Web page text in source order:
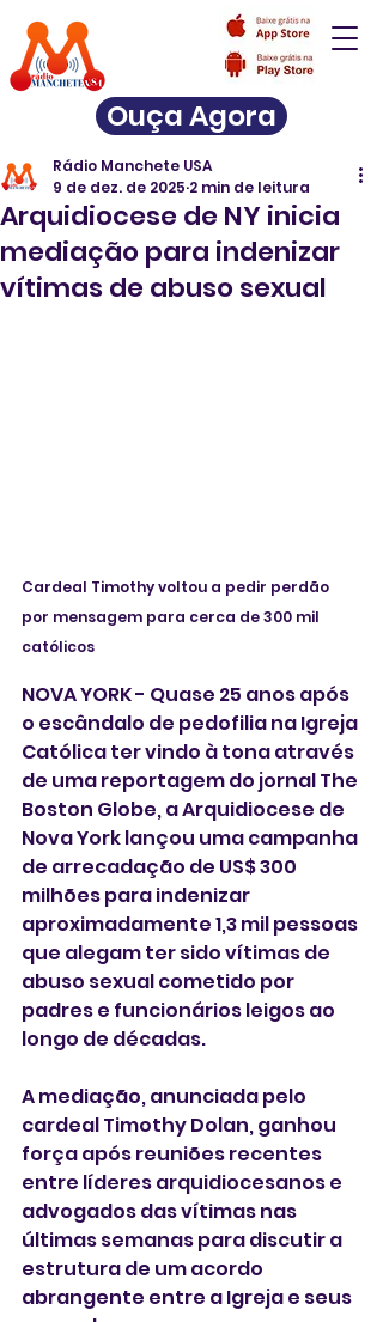
Ouça Agora
Arquidiocese de NY inicia
mediação para indenizar
vítimas de abuso sexual
Rádio Manchete USA
9 de dez. de 2025 2 min de leitura
Cardeal Timothy voltou a pedir perdão
por mensagem para cerca de 300 mil
católicos
NOVA YORK - Quase 25 anos após
o escândalo de pedofilia na Igreja
Católica ter vindo à tona através
de uma reportagem do jornal The
Boston Globe, a Arquidiocese de
Nova York lançou uma campanha
de arrecadação de US$ 300
milhões para indenizar
aproximadamente 1,3 mil pessoas
que alegam ter sido vítimas de
abuso sexual cometido por
padres e funcionários leigos ao
longo de décadas.
A mediação, anunciada pelo
cardeal Timothy Dolan, ganhou
força após reuniões recentes
entre líderes arquidiocesanos e
advogados das vítimas nas
últimas semanas para discutir a
estrutura de um acordo
abrangente entre a Igreja e seus